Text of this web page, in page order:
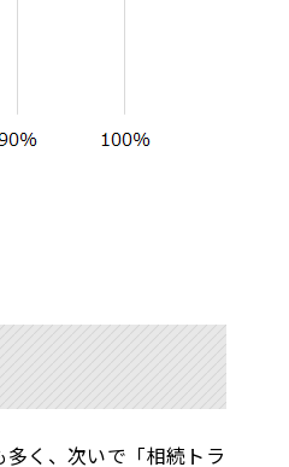
く、次いで「相続トラ